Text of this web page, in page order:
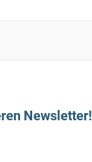
Newsletter!